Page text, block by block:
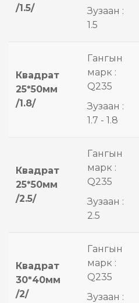
/1.5/
Зузаан :
1.5
Квадрат
25*50мм
/1.8/
Гангын
марк :
Q235
Зузаан :
1.7 - 1.8
Квадрат
25*50мм
/2.5/
Гангын
марк :
Q235
Зузаан :
2.5
Квадрат
30*40мм
/2/
Гангын
марк :
Q235
Зузаан :